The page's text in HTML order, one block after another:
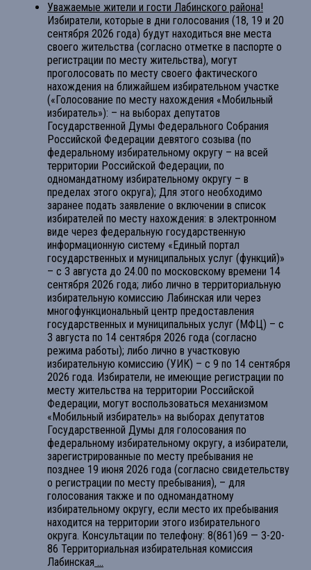
Уважаемые жители и гости Лабинского района!
Избиратели, которые в дни голосования (18, 19 и 20
сентября 2026 года) будут находиться вне места
своего жительства (согласно отметке в паспорте о
регистрации по месту жительства), могут
проголосовать по месту своего фактического
нахождения на ближайшем избирательном участке
(«Голосование по месту нахождения «Мобильный
избиратель»): – на выборах депутатов
Государственной Думы Федерального Собрания
Российской Федерации девятого созыва (по
федеральному избирательному округу – на всей
территории Российской Федерации, по
одномандатному избирательному округу – в
пределах этого округа); Для этого необходимо
заранее подать заявление о включении в список
избирателей по месту нахождения: в электронном
виде через федеральную государственную
информационную систему «Единый портал
государственных и муниципальных услуг (функций)»
– с 3 августа до 24.00 по московскому времени 14
сентября 2026 года; либо лично в территориальную
избирательную комиссию Лабинская или через
многофункциональный центр предоставления
государственных и муниципальных услуг (МФЦ) – с
3 августа по 14 сентября 2026 года (согласно
режима работы); либо лично в участковую
избирательную комиссию (УИК) – с 9 по 14 сентября
2026 года. Избиратели, не имеющие регистрации по
месту жительства на территории Российской
Федерации, могут воспользоваться механизмом
«Мобильный избиратель» на выборах депутатов
Государственной Думы для голосования по
федеральному избирательному округу, а избиратели,
зарегистрированные по месту пребывания не
позднее 19 июня 2026 года (согласно свидетельству
о регистрации по месту пребывания), – для
голосования также и по одномандатному
избирательному округу, если место их пребывания
находится на территории этого избирательного
округа. Консультации по телефону: 8(861)69 — 3-20-
86 Территориальная избирательная комиссия
Лабинская ...